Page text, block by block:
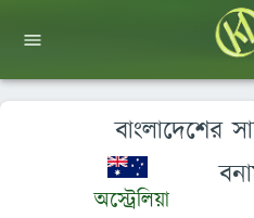
বাংলাদেশের
অস্ট্রেলিয়া